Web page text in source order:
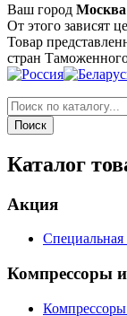
Ваш город Москва
От этого зависят
Товар
стран
Каталог
Акция
Специальная
Компрессоры